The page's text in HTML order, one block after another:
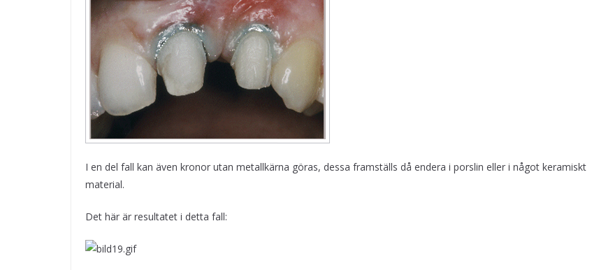
I en del fall kan även kronor utan metallkärna göras, dessa framställs då endera i porslin eller i något keramiskt
material.
Det här är resultatet i detta fall: